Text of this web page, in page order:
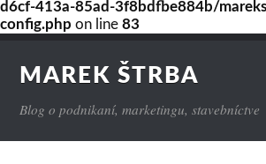
d6cf-413a-85ad-3f8bdfbe884b/
config.php on line 83
MAREK ŠTRBA
Blog o podnikaní, marketingu, stavebníctve